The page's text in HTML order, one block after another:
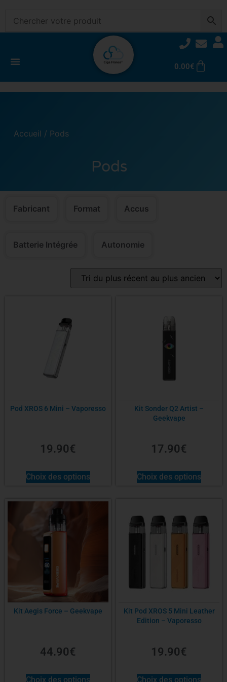
0.00€
Accueil / Pods
Pods
Fabricant Format Accus
Batterie Intégrée Autonomie
Pod XROS 6 Mini – Vaporesso
19.90€
Choix des options
Kit Sonder Q2 Artist –
Geekvape
17.90€
Choix des options
Kit Aegis Force – Geekvape
44.90€
Choix des options
Kit Pod XROS 5 Mini Leather
Edition – Vaporesso
19.90€
Choix des options